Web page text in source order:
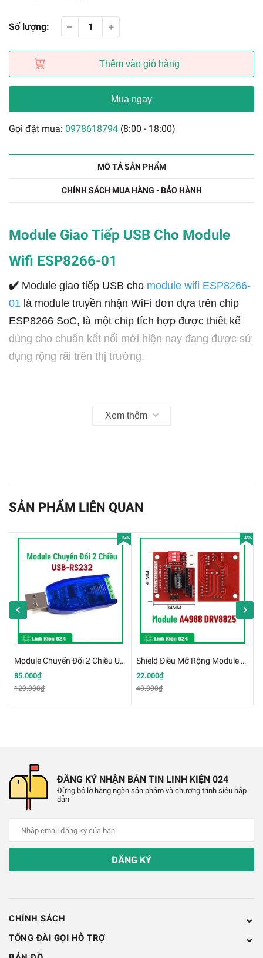
Số lượng:
Thêm vào giỏ hàng
Mua ngay
Gọi đặt mua: 0978618794 (8:00 - 18:00)
MÔ TẢ SẢN PHẨM
CHÍNH SÁCH MUA HÀNG - BẢO HÀNH
Module Giao Tiếp USB Cho Module
Wifi ESP8266-01
✔️ Module giao tiếp USB cho module wifi ESP8266-
01 là module truyền nhận WiFi đơn dựa trên chip
ESP8266 SoC, là một chip tích hợp được thiết kế
dùng cho chuẩn kết nối mới hiện nay đang được sử
dụng rộng rãi trên thị trường.
Module Giao Tiếp USB Cho Module Wifi ESP8266-
01
Thông Sô Kỹ Thuật:
Chuẩn điện áp hoạt động module giao tiếp USB:
3.3V
Chuẩn giao tiếp nối tiếp UART với tốc độ Baud
lên đến 115200
✔️Làm việc như các máy chủ có thể kết nối với 5
máy con
Xem thêm
SẢN PHẨM LIÊN QUAN
- 34%
Module Chuyển Đổi 2 Chiều USB-RS232 (K3K18)
85.000₫
129.000₫
- 45%
Shield Điều Mở Rộng Module Điều Khiển Động Cơ Bước A4988 DRV8825
22.000₫
40.000₫
ĐĂNG KÝ NHẬN BẢN TIN LINH KIỆN 024
Đừng bỏ lỡ hàng ngàn sản phẩm và chương trình siêu hấp
dẫn
ĐĂNG KÝ
CHÍNH SÁCH
TỔNG ĐÀI GỌI HỖ TRỢ